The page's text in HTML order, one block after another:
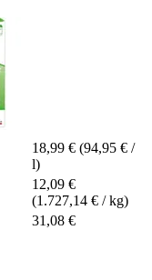
18,99 € (94,95 € /
l)
12,09 €
(1.727,14 € / kg)
31,08 €